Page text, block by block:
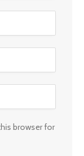
browser for